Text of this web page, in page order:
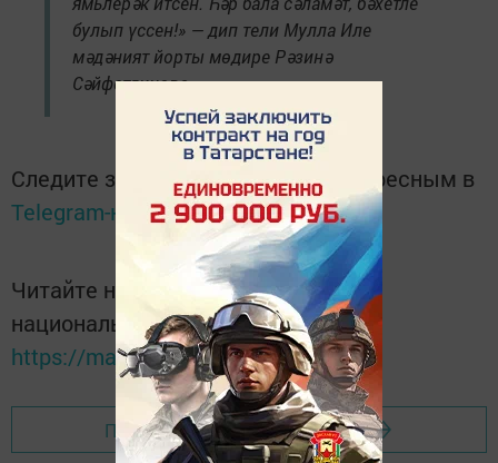
булып үссен!» — дип тели Мулла Иле
мәдәният йорты мөдире Рәзинә
Сәйфетдинова.
Следите за самым важным и интересным в
Telegram-каналеТатмедиа
Читайте новости Татарстана в
национальном мессенджере MАХ:
https://max.ru/tatmedia
Перейти на страницу новости